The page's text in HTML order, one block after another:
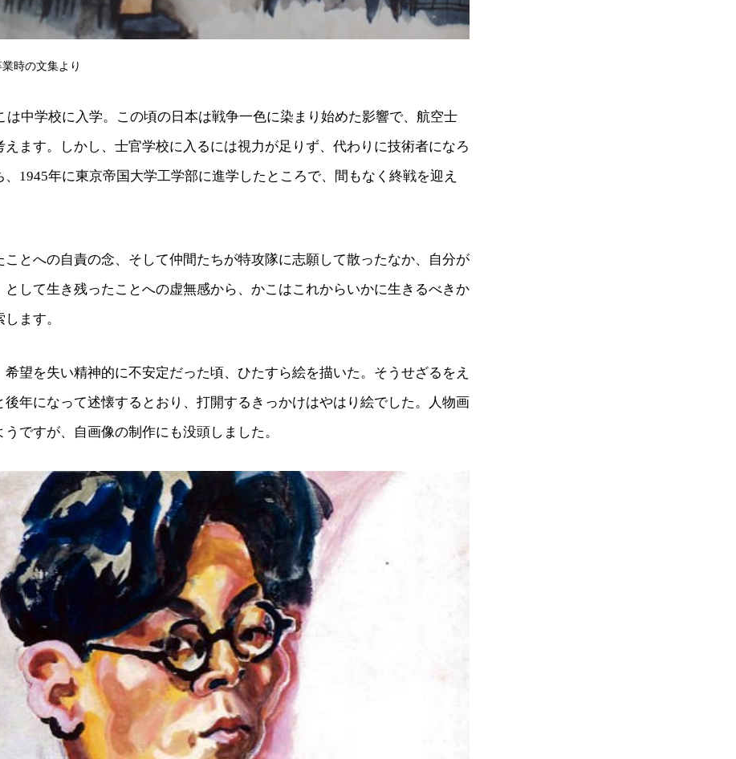
時の文集より
は中学校に入学。この頃の日本は戦争一色に染まり始めた影響で、航空士
えます。しかし、士官学校に入るには視力が足りず、代わりに技術者になろ
、1945年に東京帝国大学工学部に進学したところで、間もなく終戦を迎え
ことへの自責の念、そして仲間たちが特攻隊に志願して散ったなか、自分が
として生き残ったことへの虚無感から、かこはこれからいかに生きるべきか
ます。
希望を失い精神的に不安定だった頃、ひたすら絵を描いた。そうせざるをえ
後年になって述懐するとおり、打開するきっかけはやはり絵でした。人物画
うですが、自画像の制作にも没頭しました。